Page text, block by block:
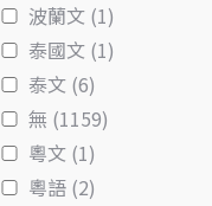
波蘭文 (1)
泰國文 (1)
泰文 (6)
無 (1159)
粵文 (1)
粵語 (2)